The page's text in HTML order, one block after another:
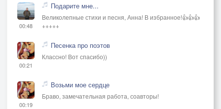
00:48
Подарите мне...
Великолепные стихи и песня, Анна! В избранное!👍👍👍
+++++
00:21
Песенка про поэтов
Классно! Вот спасибо))
00:19
Возьми мое сердце
Браво, замечательная работа, соавторы!